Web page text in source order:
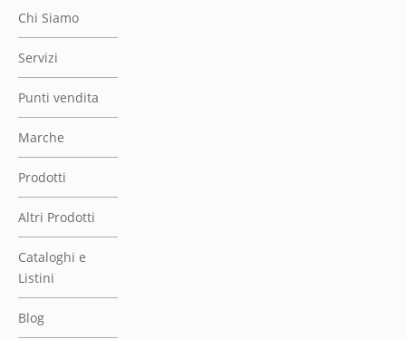
Chi Siamo
Servizi
Punti vendita
Marche
Prodotti
Altri Prodotti
Cataloghi e
Listini
Blog